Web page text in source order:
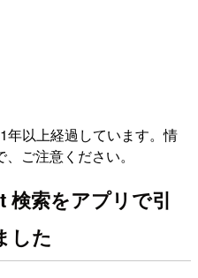
年以上経過しています。情
ご注意ください。
索をアプリで引
した